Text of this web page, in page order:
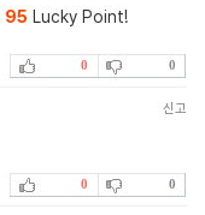
95 Lucky Point!
0 0
신고
0 0